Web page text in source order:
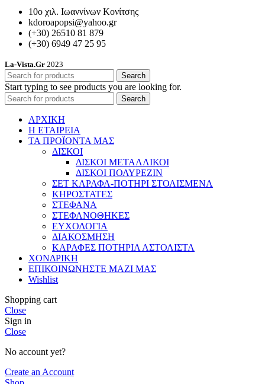
10ο χιλ. Ιωαννίνων Κονίτσης
kdoroapopsi@yahoo.gr
(+30) 26510 81 879
(+30) 6949 47 25 95
La-Vista.Gr 2023
Search
Start typing to see products you are looking for.
Search
ΑΡΧΙΚΗ
Η ΕΤΑΙΡΕΙΑ
ΤΑ ΠΡΟΪΟΝΤΑ ΜΑΣ
ΔΙΣΚΟΙ
ΔΙΣΚΟΙ ΜΕΤΑΛΛΙΚΟΙ
ΔΙΣΚΟΙ ΠΟΛΥΡΕΖΙΝ
ΣΕΤ ΚΑΡΑΦΑ-ΠΟΤΗΡΙ ΣΤΟΛΙΣΜΕΝΑ
ΚΗΡΟΣΤΑΤΕΣ
ΣΤΕΦΑΝΑ
ΣΤΕΦΑΝΟΘΗΚΕΣ
ΕΥΧΟΛΟΓΙΑ
ΔΙΑΚΟΣΜΗΣΗ
ΚΑΡΑΦΕΣ ΠΟΤΗΡΙΑ ΑΣΤΟΛΙΣΤΑ
ΧΟΝΔΡΙΚΗ
ΕΠΙΚΟΙΝΩΝΗΣΤΕ ΜΑΖΙ ΜΑΣ
Wishlist
Shopping cart
Close
Sign in
Close
No account yet?
Create an Account